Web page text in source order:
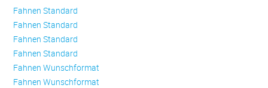
Fahnen Standard
Fahnen Standard
Fahnen Standard
Fahnen Standard
Fahnen Wunschformat
Fahnen Wunschformat